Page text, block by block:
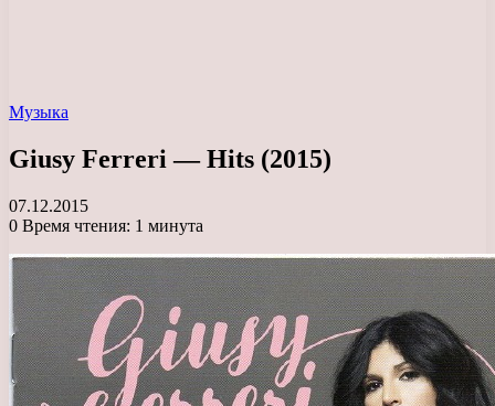
Музыка
Giusy Ferreri — Hits (2015)
07.12.2015
0 Время чтения: 1 минута